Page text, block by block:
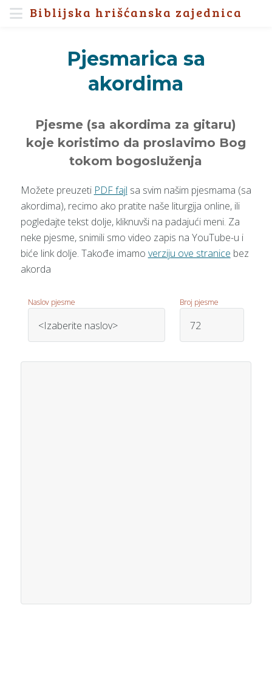
Biblijska hrišćanska zajednica
Pjesmarica sa
akordima
Pjesme (sa akordima za gitaru)
koje koristimo da proslavimo Bog
tokom bogosluženja
Možete preuzeti PDF fajl sa svim našim pjesmama (sa
akordima), recimo ako pratite naše liturgija online, ili
pogledajte tekst dolje, kliknuvši na padajući meni. Za
neke pjesme, snimili smo video zapis na YouTube-u i
biće link dolje. Takođe imamo verziju ove stranice bez
akorda
Naslov pjesme Broj pjesme